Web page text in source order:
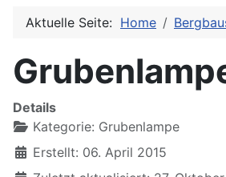
Aktuelle Seite: Home
Details
Kategorie: Grubenlampe
Erstellt: 06. April 2015